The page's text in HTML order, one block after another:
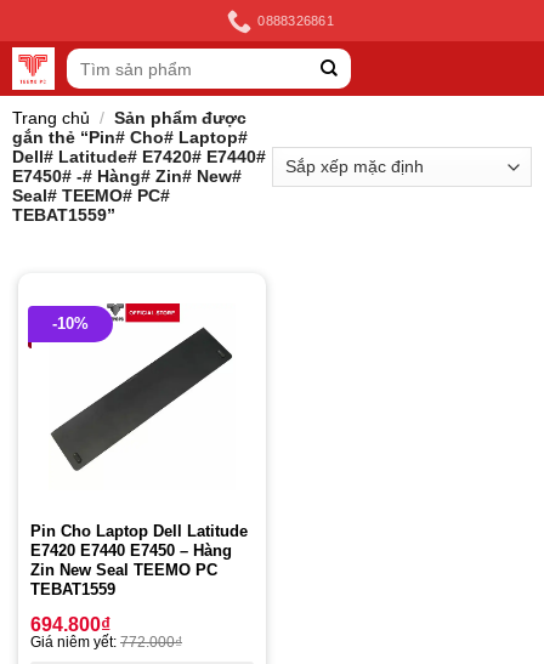
to
content
0888326861
Tìm
kiếm:
Trang chủ / Sản phẩm được
gắn thẻ “Pin# Cho# Laptop#
Dell# Latitude# E7420# E7440#
E7450# -# Hàng# Zin# New#
Seal# TEEMO# PC#
TEBAT1559”
-10%
Pin Cho Laptop Dell Latitude
E7420 E7440 E7450 – Hàng
Zin New Seal TEEMO PC
TEBAT1559
694.800₫
Giá niêm yết: 772.000₫